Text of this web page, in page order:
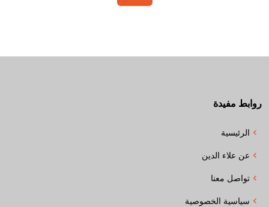
روابط مفيدة
الرئيسية
عن علاء الدين
تواصل معنا
سياسية الخصوصية